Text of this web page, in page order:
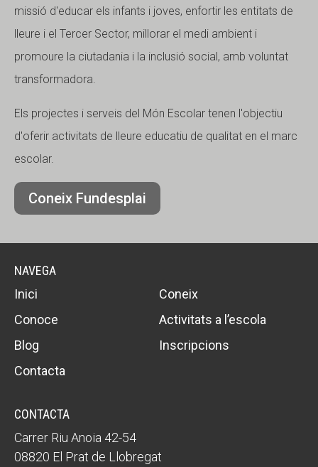
missió d'educar els infants i joves, enfortir les entitats de
lleure i el Tercer Sector, millorar el medi ambient i
promoure la ciutadania i la inclusió social, amb voluntat
transformadora.
Els projectes i serveis del Món Escolar tenen l'objectiu
d'oferir activitats de lleure educatiu de qualitat en el marc
escolar.
Coneix Fundesplai
NAVEGA
Inici
Coneix
Conoce
Activitats a l’escola
Blog
Inscripcions
Contacta
CONTACTA
Carrer Riu Anoia 42-54
08820 El Prat de Llobregat